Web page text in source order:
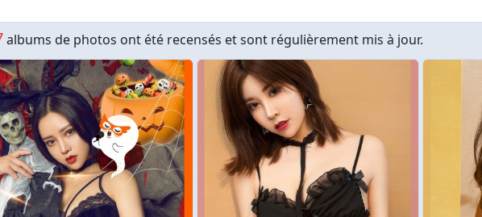
albums de photos ont été recensés et sont régulièrement mis à jour.